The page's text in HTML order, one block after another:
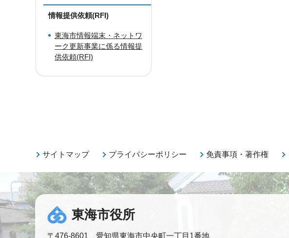
情報提供依頼(RFI)
東海市情報端末・ネットワ
ーク更新事業に係る情報提
供依頼(RFI)
サイトマップ プライバシーポリシー 免責事項・著作権
東海市役所
〒476-8601 愛知県東海市中央町一丁目1番地